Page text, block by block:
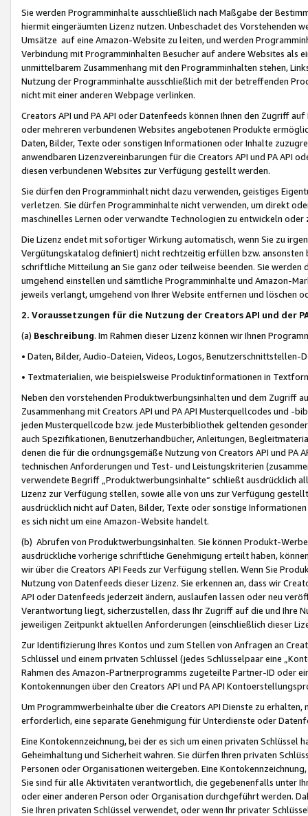
Sie werden Programminhalte ausschließlich nach Maßgabe der
hiermit eingeräumten Lizenz nutzen. Unbeschadet des Vorstehenden
Umsätze auf eine Amazon-Website zu leiten, und werden
Verbindung mit Programminhalten Besucher auf andere Websites als
unmittelbarem Zusammenhang mit den Programminhalten stehen,
Nutzung der Programminhalte ausschließlich mit der betreffenden
nicht mit einer anderen Webpage verlinken.
Creators API und PA API oder Datenfeeds können Ihnen den Zugriff
oder mehreren verbundenen Websites angebotenen Produkte
Daten, Bilder, Texte oder sonstigen Informationen oder Inhalte
anwendbaren Lizenzvereinbarungen für die Creators API und PA API
diesen verbundenen Websites zur Verfügung gestellt werden.
Sie dürfen den Programminhalt nicht dazu verwenden, geistiges
verletzen. Sie dürfen Programminhalte nicht verwenden, um direkt
maschinelles Lernen oder verwandte Technologien zu entwickeln
Die Lizenz endet mit sofortiger Wirkung automatisch, wenn Sie zu
Vergütungskatalog definiert) nicht rechtzeitig erfüllen bzw. ansonsten
schriftliche Mitteilung an Sie ganz oder teilweise beenden. Sie werden
umgehend einstellen und sämtliche Programminhalte und Amazon-
jeweils verlangt, umgehend von Ihrer Website entfernen und löschen
2. Voraussetzungen für die Nutzung der Creators API und der
(a) Beschreibung. Im Rahmen dieser Lizenz können wir Ihnen
• Daten, Bilder, Audio-Dateien, Videos, Logos, Benutzerschnittstellen-
• Textmaterialien, wie beispielsweise Produktinformationen in
Neben den vorstehenden Produktwerbungsinhalten und dem Zugriff
Zusammenhang mit Creators API und PA API Musterquellcodes und
jeden Musterquellcode bzw. jede Musterbibliothek geltenden
auch Spezifikationen, Benutzerhandbücher, Anleitungen,
denen die für die ordnungsgemäße Nutzung von Creators API und PA
technischen Anforderungen und Test- und Leistungskriterien
verwendete Begriff „Produktwerbungsinhalte“ schließt ausdrücklich
Lizenz zur Verfügung stellen, sowie alle von uns zur Verfügung
ausdrücklich nicht auf Daten, Bilder, Texte oder sonstige
es sich nicht um eine Amazon-Website handelt.
(b) Abrufen von Produktwerbungsinhalten. Sie können Produkt-
ausdrückliche vorherige schriftliche Genehmigung erteilt haben,
wir über die Creators API Feeds zur Verfügung stellen. Wenn Sie
Nutzung von Datenfeeds dieser Lizenz. Sie erkennen an, dass wir
API oder Datenfeeds jederzeit ändern, auslaufen lassen oder neu
Verantwortung liegt, sicherzustellen, dass Ihr Zugriff auf die und Ihre
jeweiligen Zeitpunkt aktuellen Anforderungen (einschließlich dieser
Zur Identifizierung Ihres Kontos und zum Stellen von Anfragen an
Schlüssel und einem privaten Schlüssel (jedes Schlüsselpaar eine
Rahmen des Amazon-Partnerprogramms zugeteilte Partner-ID oder
Kontokennungen über den Creators API und PA API
Um Programmwerbeinhalte über die Creators API Dienste zu
erforderlich, eine separate Genehmigung für Unterdienste oder
Eine Kontokennzeichnung, bei der es sich um einen privaten
Geheimhaltung und Sicherheit wahren. Sie dürfen Ihren privaten
Personen oder Organisationen weitergeben. Eine
Sie sind für alle Aktivitäten verantwortlich, die gegebenenfalls unter
oder einer anderen Person oder Organisation durchgeführt werden.
Sie Ihren privaten Schlüssel verwendet, oder wenn Ihr privater